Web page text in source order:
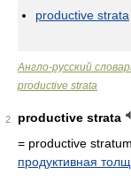
productive strata
Англо-русский
productive strata
2
productive strata
= productive stratum
продуктивная